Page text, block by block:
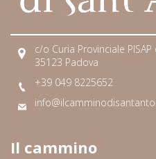
c/o Curia Provinciale
35123 Padova
+39 049 8225652
Il cammino